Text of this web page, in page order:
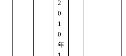
2
0
1
0
年